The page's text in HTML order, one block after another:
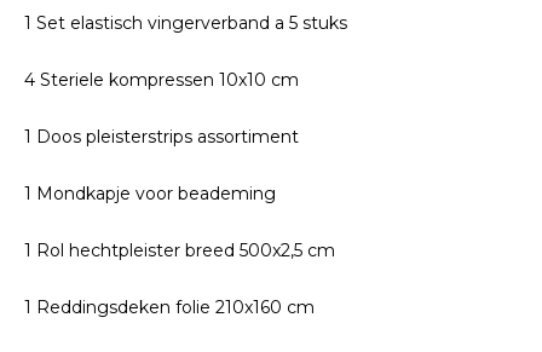
1 Set elastisch vingerverband a 5 stuks
4 Steriele kompressen 10x10 cm
1 Doos pleisterstrips assortiment
1 Mondkapje voor beademing
1 Rol hechtpleister breed 500x2,5 cm
1 Reddingsdeken folie 210x160 cm